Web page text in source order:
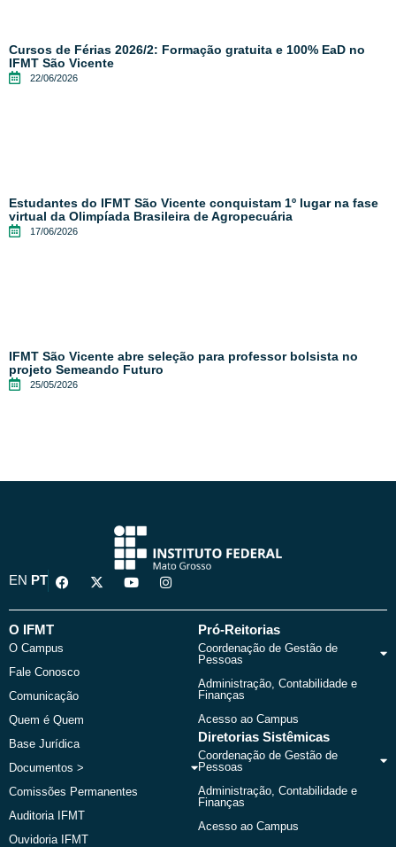
Cursos de Férias 2026/2: Formação gratuita e 100% EaD no
IFMT São Vicente
22/06/2026
Estudantes do IFMT São Vicente conquistam 1º lugar na fase
virtual da Olimpíada Brasileira de Agropecuária
17/06/2026
IFMT São Vicente abre seleção para professor bolsista no
projeto Semeando Futuro
25/05/2026
EN PT
F
a
e
o
k
X
-
w
Y
o
t
I
n
t
O IFMT
O Campus
Fale Conosco
Comunicação
Quem é Quem
Base Jurídica
Documentos >
Comissões Permanentes
Auditoria IFMT
Ouvidoria IFMT
Pró-Reitorias
Coordenação de Gestão de
Pessoas
Administração, Contabilidade e
Finanças
Acesso ao Campus
Diretorias Sistêmicas
Coordenação de Gestão de
Pessoas
Administração, Contabilidade e
Finanças
Acesso ao Campus